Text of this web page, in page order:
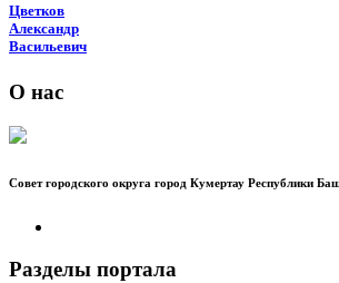
Цветков
Александр
Васильевич
О нас
Совет городского округа город Кумертау Республики
Разделы портала